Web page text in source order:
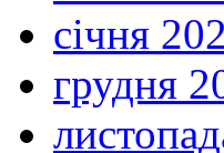
січня
грудня